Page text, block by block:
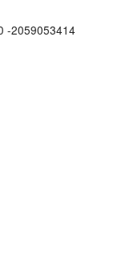
-2059053414